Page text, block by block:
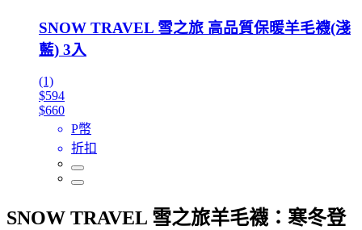
SNOW TRAVEL 雪之旅 高品質保暖羊毛襪(淺
藍) 3入
(1)
$594
$660
P幣
折扣
SNOW TRAVEL 雪之旅羊毛襪：寒冬登